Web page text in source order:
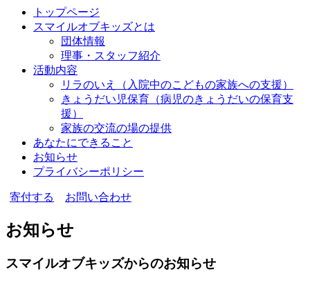
トップページ
スマイルオブキッズとは
団体情報
理事・スタッフ紹介
活動内容
リラのいえ
（入院中のこどもの家族への支援）
きょうだい児保育 （病児のきょうだいの保育支
援）
家族の交流の場の提供
あなたにできること
お知らせ
プライバシーポリシー
寄付する お問い合わせ
お知らせ
スマイルオブキッズからのお知らせ